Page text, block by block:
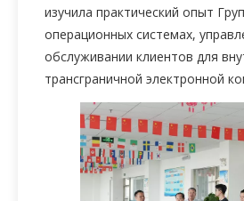
изучила практический опыт
операционных системах,
обслуживании клиентов для
трансграничной электронной